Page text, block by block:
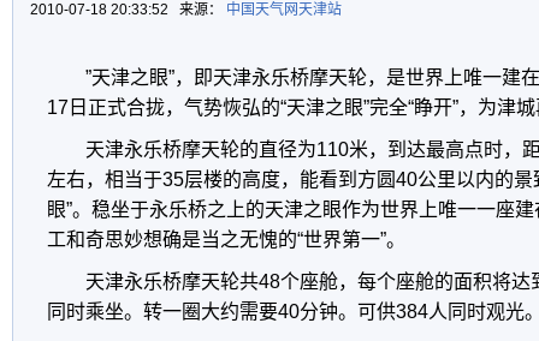
2010-07-18 20:33:52 来源： 中国天气网天津站
”天津之眼”，即天津永乐桥摩天轮，是世界上唯一建
17日正式合拢，气势恢弘的“天津之眼”完全“睁开”，为津
天津永乐桥摩天轮的直径为110米，到达最高点时，
左右，相当于35层楼的高度，能看到方圆40公里以内的景
眼”。稳坐于永乐桥之上的天津之眼作为世界上唯一一座
工和奇思妙想确是当之无愧的“世界第一”。
天津永乐桥摩天轮共48个座舱，每个座舱的面积将
同时乘坐。转一圈大约需要40分钟。可供384人同时观光